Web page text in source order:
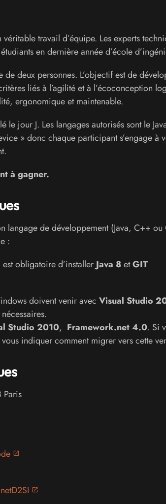
travail d’équipe. Les experts
en dernière année d’école
de deux personnes. L’objectif est de
liés à l’agilité et à l’écoconception
ergonomique et maintenable.
le jour J. Les langages autorisés sont le
» donc chaque participant s’engage à
à gagner.
langage de développement (Java, C++
:
obligatoire d’installer Java 8etGIT
doivent venir avec Visual Studio
Studio 2010, Framework.net 4.0. Si
indiquer comment migrer vers cette
Paris